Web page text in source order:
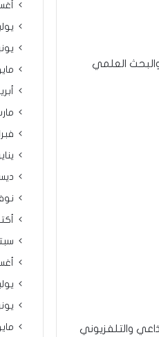
العلمي
والتلفزيوني
يوليو
يونيو
مايو
أبريل
مارس
فبراير
يناير 2023
يوليو
يونيو
مايو